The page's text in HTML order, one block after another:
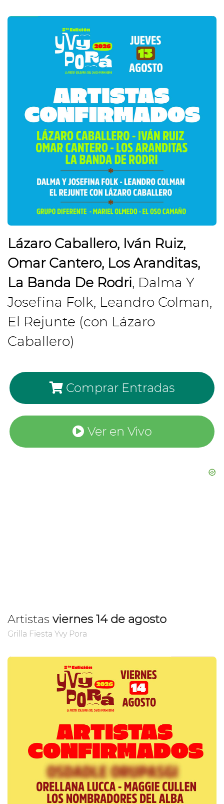
Lázaro Caballero, Iván Ruiz,
Omar Cantero, Los Aranditas,
La Banda De Rodri, Dalma Y
Josefina Folk, Leandro Colman,
El Rejunte (con Lázaro
Caballero)
Comprar Entradas
Ver en Vivo
Artistas viernes 14 de agosto
Grilla Fiesta Yvy Pora